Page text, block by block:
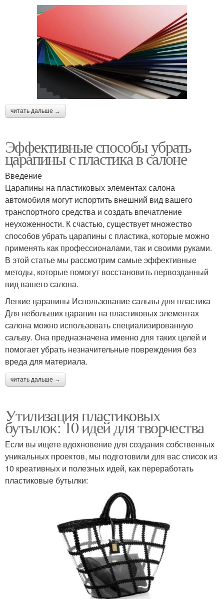
читать дальше →
Эффективные способы убрать
царапины с пластика в салоне
Введение
Царапины на пластиковых элементах салона
автомобиля могут испортить внешний вид вашего
транспортного средства и создать впечатление
неухоженности. К счастью, существует множество
способов убрать царапины с пластика, которые можно
применять как профессионалами, так и своими руками.
В этой статье мы рассмотрим самые эффективные
методы, которые помогут восстановить первозданный
вид вашего салона.
Легкие царапины Использование сальвы для пластика
Для небольших царапин на пластиковых элементах
салона можно использовать специализированную
сальву. Она предназначена именно для таких целей и
помогает убрать незначительные повреждения без
вреда для материала.
читать дальше →
Утилизация пластиковых
бутылок: 10 идей для творчества
Если вы ищете вдохновение для создания собственных
уникальных проектов, мы подготовили для вас список из
10 креативных и полезных идей, как переработать
пластиковые бутылки: